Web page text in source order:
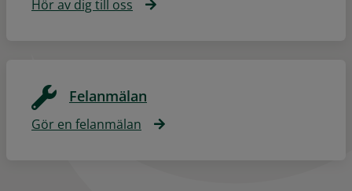
Hör av dig till oss
Felanmälan
Gör en felanmälan